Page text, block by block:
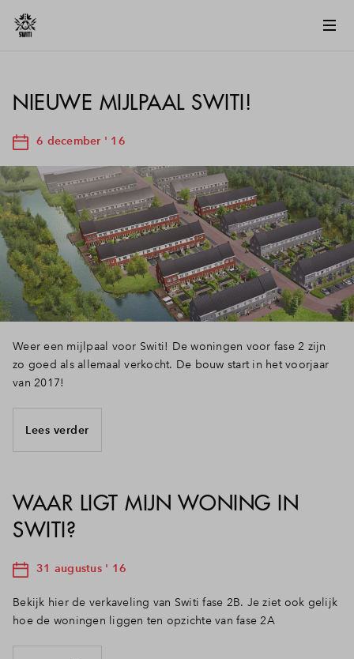
NIEUWE MIJLPAAL SWITI!
6 december ' 16
Weer een mijlpaal voor Switi! De woningen voor fase 2 zijn
zo goed als allemaal verkocht. De bouw start in het voorjaar
van 2017!
Lees verder
WAAR LIGT MIJN WONING IN
SWITI?
31 augustus ' 16
Bekijk hier de verkaveling van Switi fase 2B. Je ziet ook gelijk
hoe de woningen liggen ten opzichte van fase 2A